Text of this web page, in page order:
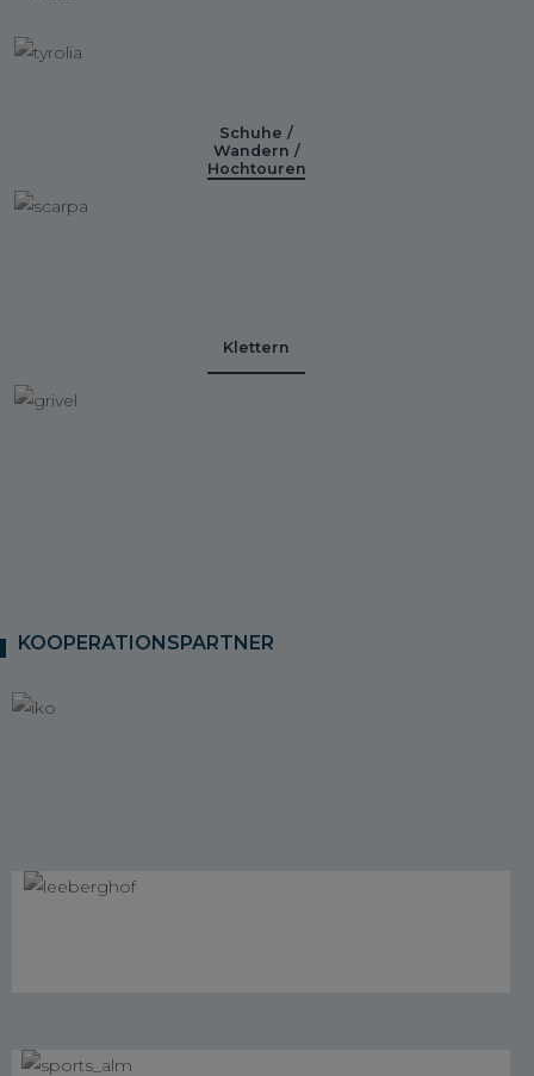
Schuhe /
Wandern /
Hochtouren
Klettern
KOOPERATIONSPARTNER